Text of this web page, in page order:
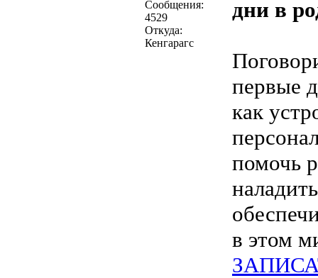
Сообщения:
4529
Откуда:
Кенгарагс
дни в
первые
как
помочь
в этом